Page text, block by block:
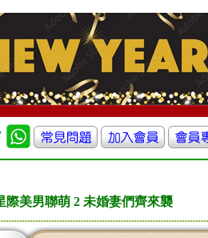
際美男聯萌 2 未婚妻們齊來襲